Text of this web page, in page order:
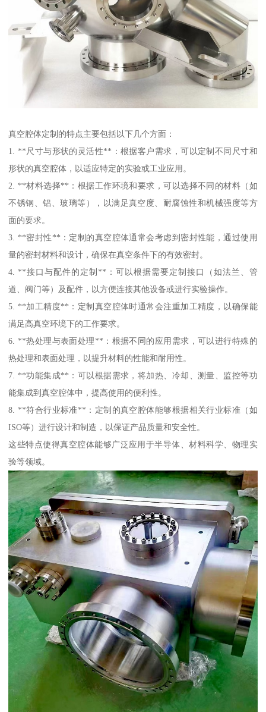
真空腔体定制的特点主要包括以下几个方面：
1. **尺寸与形状的灵活性**：根据客户需求，可以定制不同尺寸和
形状的真空腔体，以适应特定的实验或工业应用。
2. **材料选择**：根据工作环境和要求，可以选择不同的材料（如
不锈钢、铝、玻璃等），以满足真空度、耐腐蚀性和机械强度等方
面的要求。
3. **密封性**：定制的真空腔体通常会考虑到密封性能，通过使用
量的密封材料和设计，确保在真空条件下的有效密封。
4. **接口与配件的定制**：可以根据需要定制接口（如法兰、管
道、阀门等）及配件，以方便连接其他设备或进行实验操作。
5. **加工精度**：定制真空腔体时通常会注重加工精度，以确保能
满足高真空环境下的工作要求。
6. **热处理与表面处理**：根据不同的应用需求，可以进行特殊的
热处理和表面处理，以提升材料的性能和耐用性。
7. **功能集成**：可以根据需求，将加热、冷却、测量、监控等功
能集成到真空腔体中，提高使用的便利性。
8. **符合行业标准**：定制的真空腔体能够根据相关行业标准（如
ISO等）进行设计和制造，以保证产品质量和安全性。
这些特点使得真空腔体能够广泛应用于半导体、材料科学、物理实
验等领域。